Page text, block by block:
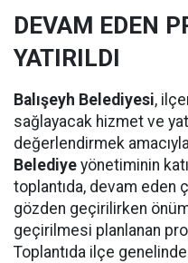
DEVAM EDEN
YATIRILDI
Balışeyh Belediyesi,
sağlayacak hizmet ve
değerlendirmek
Belediye yönetiminin
toplantıda, devam eden
gözden geçirilirken
geçirilmesi planlanan
Toplantıda ilçe